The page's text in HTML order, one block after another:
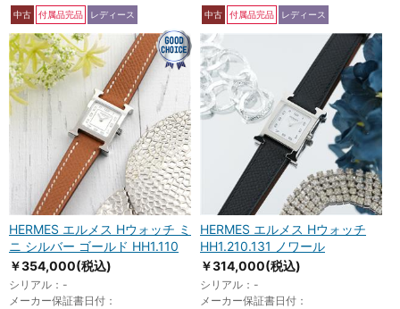
中古 付属品完品 レディース
HERMES エルメス Hウォッチ ミ
ニ シルバー ゴールド HH1.110
￥354,000(税込)
シリアル：-
メーカー保証書日付：
中古 付属品完品 レディース
HERMES エルメス Hウォッチ
HH1.210.131 ノワール
￥314,000(税込)
シリアル：-
メーカー保証書日付：